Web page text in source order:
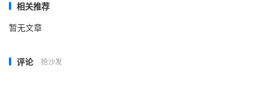
相关推荐
暂无文章
评论 抢沙发